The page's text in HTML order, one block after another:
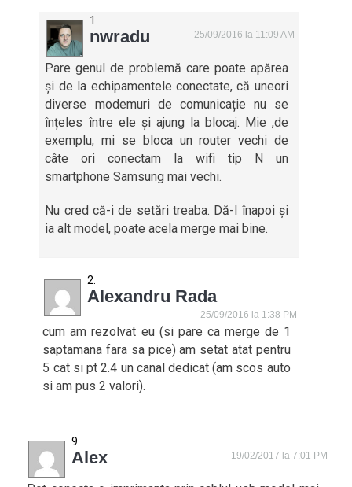
nwradu 25/09/2016 la 11:09 AM
Pare genul de problemă care poate apărea
și de la echipamentele conectate, că uneori
diverse modemuri de comunicație nu se
înțeles între ele și ajung la blocaj. Mie ,de
exemplu, mi se bloca un router vechi de
câte ori conectam la wifi tip N un
smartphone Samsung mai vechi.
Nu cred că-i de setări treaba. Dă-l înapoi și
ia alt model, poate acela merge mai bine.
Alexandru Rada
25/09/2016 la 1:38 PM
cum am rezolvat eu (si pare ca merge de 1
saptamana fara sa pice) am setat atat pentru
5 cat si pt 2.4 un canal dedicat (am scos auto
si am pus 2 valori).
Alex 19/02/2017 la 7:01 PM